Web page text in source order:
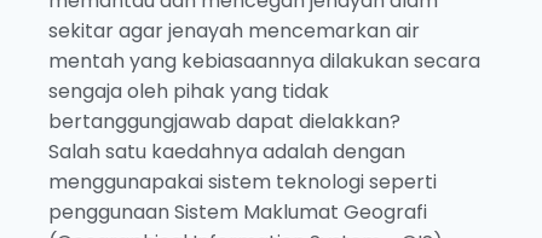
sekitar agar jenayah mencemarkan air
mentah yang kebiasaannya dilakukan secara
sengaja oleh pihak yang tidak
bertanggungjawab dapat dielakkan?
Salah satu kaedahnya adalah dengan
menggunapakai sistem teknologi seperti
penggunaan Sistem Maklumat Geografi